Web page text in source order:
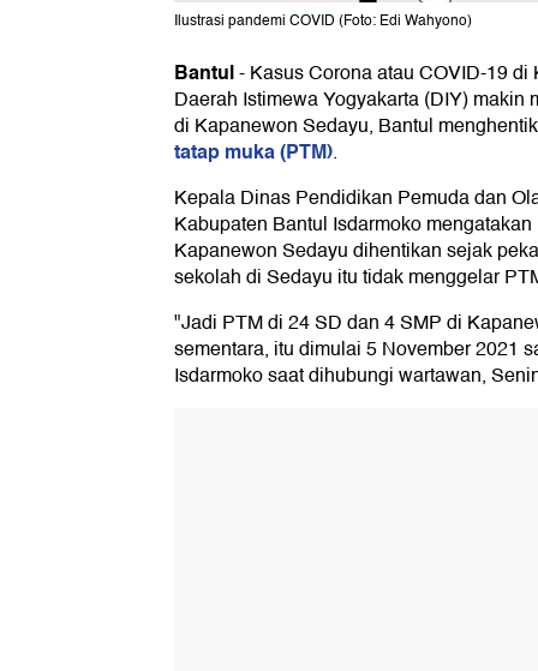
Ilustrasi pandemi COVID (Foto: Edi Wahyono)
Bantul-Kasus Corona atau COVID-19
Daerah Istimewa Yogyakarta (DIY) makin
di Kapanewon Sedayu, Bantul
tatap muka (PTM).
Kepala Dinas Pendidikan Pemuda dan
Kabupaten Bantul Isdarmoko
Kapanewon Sedayu dihentikan sejak
sekolah di Sedayu itu tidak menggelar
"Jadi PTM di 24 SD dan 4 SMP di
sementara, itu dimulai 5 November 2021
Isdarmoko saat dihubungi wartawan,